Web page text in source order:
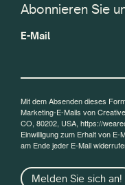
Abonnieren Sie
E-Mail
Mit dem Absenden dieses
Marketing-E-Mails von
CO, 80202, USA, https://
Einwilligung zum Erhalt von
am Ende jeder E-Mail
Melden Sie sich an!